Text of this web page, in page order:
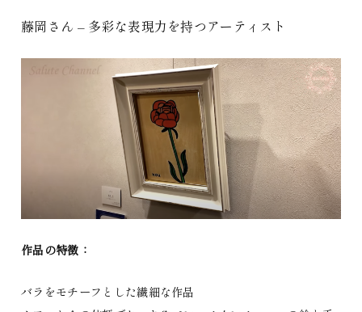
藤岡さん – 多彩な表現力を持つアーティスト
作品の特徴：
バラをモチーフとした繊細な作品